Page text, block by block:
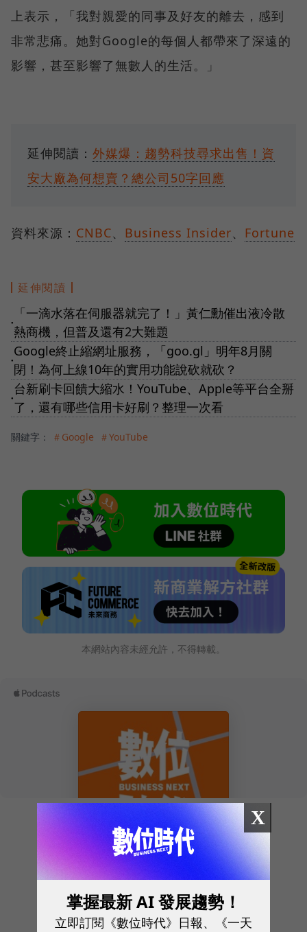
上表示，「我對親愛的同事及好友的離去，感到
非常悲痛。她對Google的每個人都帶來了深遠的
影響，甚至影響了無數人的生活。」
延伸閱讀： 外媒爆：趨勢科技尋求出售！資
安大廠為何想賣？總公司50字回應
資料來源： CNBC Business Insider Fortune
延伸閱讀
●
「一滴水落在伺服器就完了！」黃仁勳催出液冷散
熱商機，但普及還有2大難題
●
Google終止縮網址服務，「goo.gl」明年8月關
閉！為何上線10年的實用功能說砍就砍？
●
台新刷卡回饋大縮水！YouTube、Apple等平台全掰
了，還有哪些信用卡好刷？整理一次看
關鍵字： ＃Google ＃YouTube
本網站內容未經允許，不得轉載。
往下滑看下一篇文章
X
掌握最新 AI 發展趨勢！
立即訂閱《數位時代》日報、《一天